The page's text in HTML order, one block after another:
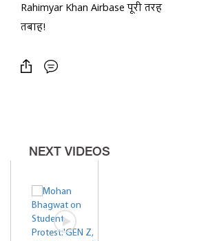
Rahimyar Khan Airbase पूरी तरह
तबाह!
NEXT VIDEOS